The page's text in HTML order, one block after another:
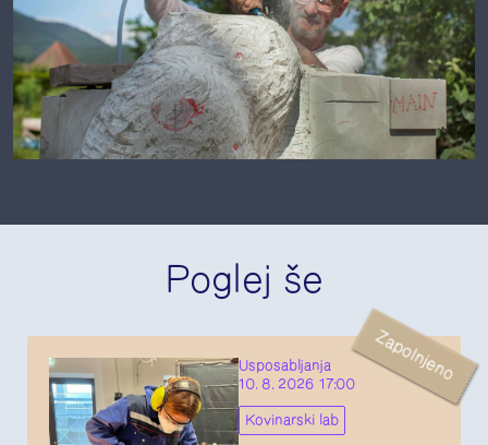
Poglej še
Usposabljanja
10. 8. 2026 17:00
Kovinarski lab
Zapolnjeno